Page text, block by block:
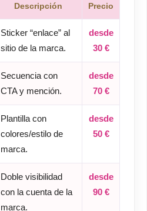
Descripción Precio
Sticker “enlace” al
sitio de la marca.
desde
30 €
Secuencia con
CTA y mención.
desde
70 €
Plantilla con
colores/estilo de
marca.
desde
50 €
Doble visibilidad
con la cuenta de la
marca.
desde
90 €